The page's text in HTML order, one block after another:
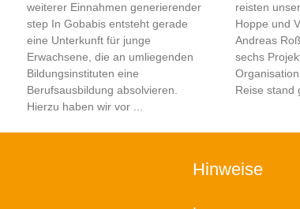
weiterer Einnahmen generierender
step In Gobabis entsteht gerade
eine Unterkunft für junge
Erwachsene, die an umliegenden
Bildungsinstituten eine
Berufsausbildung absolvieren.
Hierzu haben wir vor
reisten
Hoppe und
Andreas
sechs
Reise stand
Hinweise